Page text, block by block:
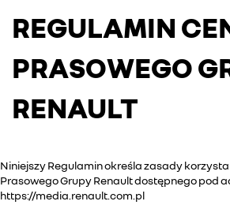
REGULAMIN
PRASOWEGO
RENAULT
Niniejszy Regulamin określa zasady
Prasowego Grupy Renault dostępnego pod
https://media.renault.com.pl